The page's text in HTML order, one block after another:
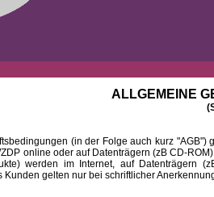
ALLGEMEINE
(in der Folge auch kurz "AGB")
online oder auf Datenträgern (zB CD-
werden im Internet, auf Datenträgern
gelten nur bei schriftlicher